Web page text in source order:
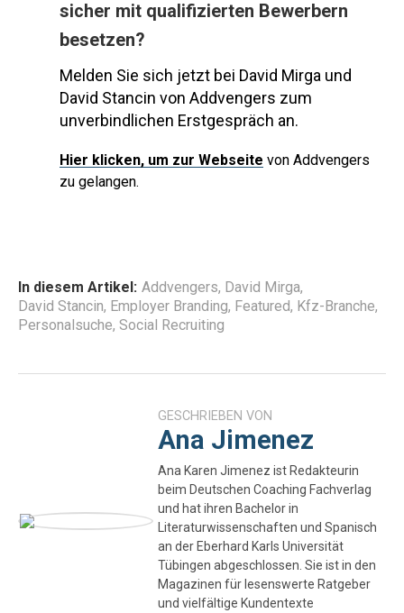
sicher mit qualifizierten Bewerbern
besetzen?
Melden Sie sich jetzt bei David Mirga und
David Stancin von Addvengers zum
unverbindlichen Erstgespräch an.
Hier klicken, um zur Webseite von Addvengers
zu gelangen.
In diesem Artikel: Addvengers, David Mirga,
David Stancin, Employer Branding, Featured, Kfz-Branche,
Personalsuche, Social Recruiting
GESCHRIEBEN VON
Ana Jimenez
Ana Karen Jimenez ist Redakteurin
beim Deutschen Coaching Fachverlag
und hat ihren Bachelor in
Literaturwissenschaften und Spanisch
an der Eberhard Karls Universität
Tübingen abgeschlossen. Sie ist in den
Magazinen für lesenswerte Ratgeber
und vielfältige Kundentexte